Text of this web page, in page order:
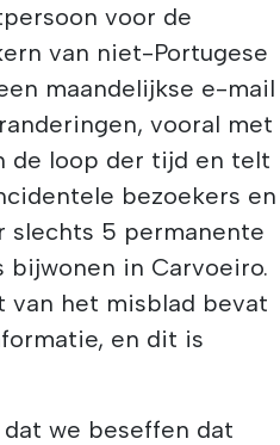
voor de
van niet-Portugese
maandelijkse e-mail
vooral met
de loop der tijd en telt
bezoekers en
slechts 5 permanente
in Carvoeiro.
van het misblad bevat
en dit is
we beseffen dat